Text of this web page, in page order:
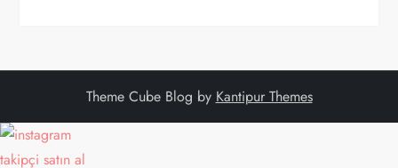
Theme Cube Blog by Kantipur Themes